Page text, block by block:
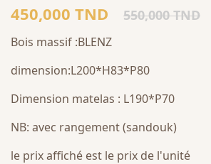
450,000 TND 550,000 TND
Bois massif :BLENZ
dimension:L200*H83*P80
Dimension matelas : L190*P70
NB: avec rangement (sandouk)
le prix affiché est le prix de l'unité